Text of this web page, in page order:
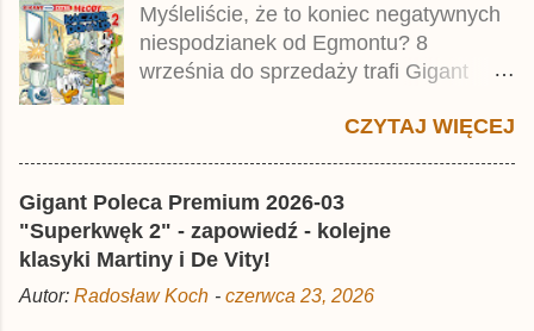
Taschenbuch Phantomias Collection ,
który trafił do sprzedaży pod koniec
2025 roku.
Myśleliście, że to koniec negatywnych
niespodzianek od Egmontu? 8
września do sprzedaży trafi Gigant
Jednak wbrew temu, na co wskazuje
młodego Kaczora Donalda i jego
przyjaciół, lecz prawdopodobnie znajdą
się tam opowieści z wydań 9-10 .
Publikacja będzie liczyła ok. 360 stron i
CZYTAJ WIĘCEJ
Gigant Poleca Premium 2026-03
"Superkwęk 2" - zapowiedź - kolejne
klasyki Martiny i De Vity!
Autor: Radosław Koch - czerwca 23, 2026